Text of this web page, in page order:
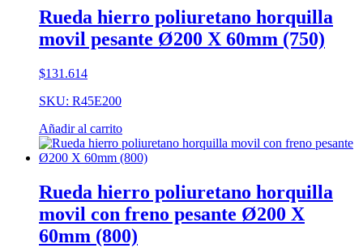
Rueda hierro poliuretano horquilla
movil pesante Ø200 X 60mm (750)
$131.614
SKU: R45E200
Añadir al carrito
Rueda hierro poliuretano horquilla
movil con freno pesante Ø200 X
60mm (800)